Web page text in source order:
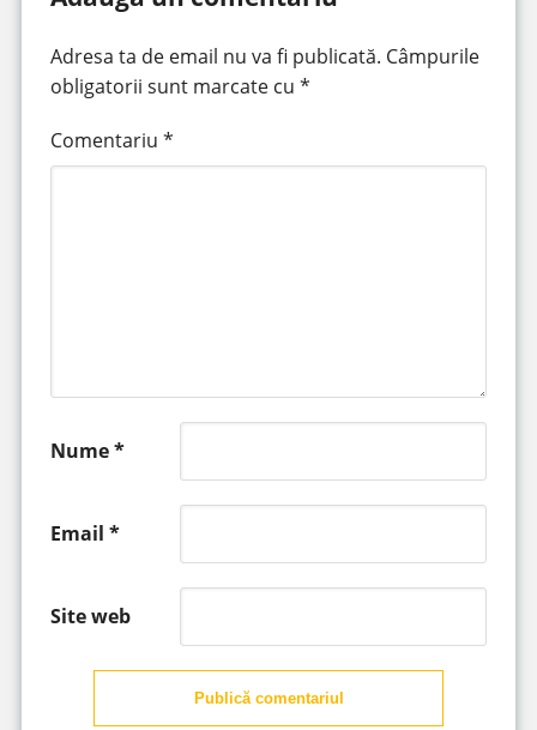
Adresa ta de email nu va fi publicată. Câmpurile
obligatorii sunt marcate cu *
Comentariu *
Nume*
Email *
Site web
Publică comentariul